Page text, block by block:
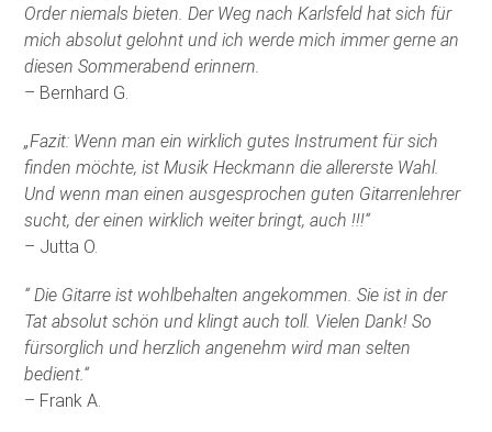
Order niemals bieten. Der Weg nach Karlsfeld hat sich für
mich absolut gelohnt und ich werde mich immer gerne an
diesen Sommerabend erinnern.
– Bernhard G.
„Fazit: Wenn man ein wirklich gutes Instrument für sich
finden möchte, ist Musik Heckmann die allererste Wahl.
Und wenn man einen ausgesprochen guten Gitarrenlehrer
sucht, der einen wirklich weiter bringt, auch !!!“
– Jutta O.
“ Die Gitarre ist wohlbehalten angekommen. Sie ist in der
Tat absolut schön und klingt auch toll. Vielen Dank! So
fürsorglich und herzlich angenehm wird man selten
bedient.“
– Frank A.